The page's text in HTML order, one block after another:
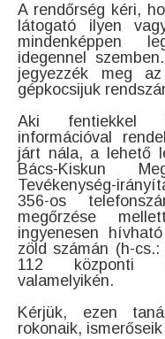
A rendőrség kéri,
látogató ilyen
mindenképpen
idegennel
jegyezzék meg
gépkocsijuk
Aki fentiekkel
információval
járt nála, a lehető
Bács-Kiskun
Tevékenység-
356-os
megőrzése
ingyenesen hívható
zöld számán (h-
112 központi
valamelyikén.
Kérjük, ezen
rokonaik,